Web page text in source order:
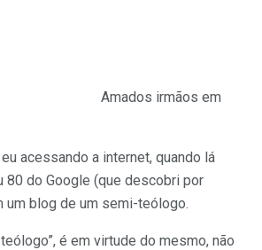
Amados irmãos em
acessando a internet, quando lá
80 do Google (que descobri por
um blog de um semi-teólogo.
é em virtude do mesmo, não